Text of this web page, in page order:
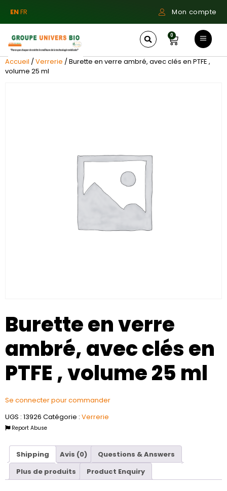
ENFR Mon compte
0
Accueil /Verrerie / Burette en verre ambré, avec clés en PTFE ,
volume 25 ml
Burette en verre
ambré, avec clés en
PTFE , volume 25 ml
Se connecter pour commander
UGS : 13926 Catégorie : Verrerie
Report Abuse
Shipping Avis (0)
Questions & Answers
Plus de produits
Product Enquiry